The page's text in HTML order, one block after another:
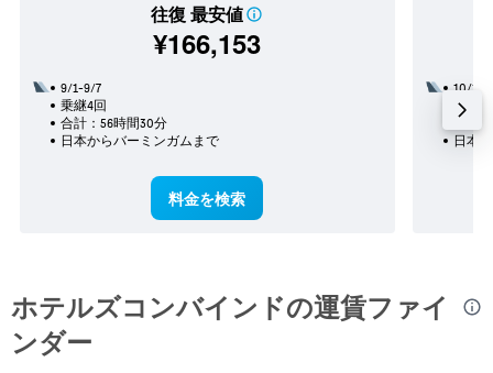
往復 最安値
¥166,153
9/1-9/7
乗継4回
合計：56時間30分
日本​からバーミンガム​まで
料金を検索
10/17
乗継3
合計
日本​
ホテルズコンバインド​の運賃ファイ
ンダー